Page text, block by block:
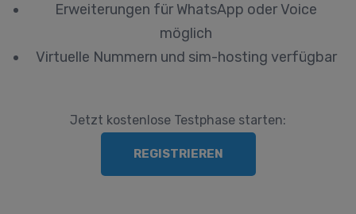
Erweiterungen für WhatsApp oder Voice
möglich
Virtuelle Nummern und sim-hosting verfügbar
Jetzt kostenlose Testphase starten:
REGISTRIEREN